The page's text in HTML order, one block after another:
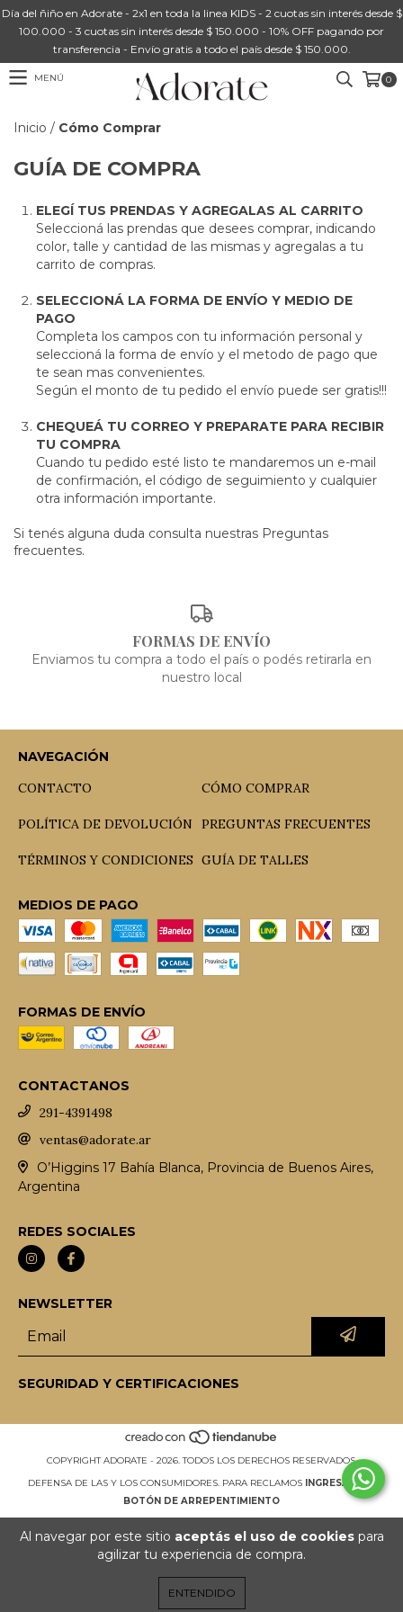
Al navegar por este sitio aceptás el uso de cookiespara
agilizar tu experiencia de compra.
ENTENDIDO
Día del ñiño en Adorate - 2x1 en toda la linea KIDS - 2 cuotas sin interés desde $
100.000 - 3 cuotas sin interés desde $ 150.000 - 10% OFF pagando por
transferencia - Envío gratis a todo el país desde $ 150.000.
MENÚ 0
Inicio / Cómo Comprar
GUÍA DE COMPRA
ELEGÍ TUS PRENDAS Y AGREGALAS AL CARRITO
Seleccioná las prendas que desees comprar, indicando
color, talle y cantidad de las mismas y agregalas a tu
carrito de compras.
SELECCIONÁ LA FORMA DE ENVÍO Y MEDIO DE
PAGO
Completa los campos con tu información personal y
seleccioná la forma de envío y el metodo de pago que
te sean mas convenientes.
Según el monto de tu pedido el envío puede ser gratis!!!
CHEQUEÁ TU CORREO Y PREPARATE PARA RECIBIR
TU COMPRA
Cuando tu pedido esté listo te mandaremos un e-mail
de confirmación, el código de seguimiento y cualquier
otra información importante.
Si tenés alguna duda consulta nuestras Preguntas
frecuentes.
FORMAS DE ENVÍO
Enviamos tu compra a todo el país o podés retirarla en
nuestro local
NAVEGACIÓN
CONTACTO
CÓMO COMPRAR
POLÍTICA DE DEVOLUCIÓN PREGUNTAS FRECUENTES
TÉRMINOS Y CONDICIONES GUÍA DE TALLES
MEDIOS DE PAGO
FORMAS DE ENVÍO
CONTACTANOS
291-4391498
ventas@adorate.ar
O’Higgins 17 Bahía Blanca, Provincia de Buenos Aires,
Argentina
REDES SOCIALES
NEWSLETTER
SEGURIDAD Y CERTIFICACIONES
COPYRIGHT ADORATE - 2026. TODOS LOS DERECHOS RESERVADOS.
DEFENSA DE LAS Y LOS CONSUMIDORES. PARA RECLAMOS
INGRESÁ ACÁ.
BOTÓN DE ARREPENTIMIENTO